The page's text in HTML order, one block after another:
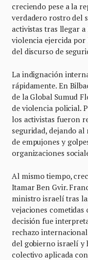
creciendo pese a la
verdadero rostro del
activistas tras llegar
violencia ejercida por
del discurso de
La indignación
rápidamente. En
de la Global Sumud
de violencia policial.
los activistas fueron
seguridad, dejando al
de empujones y
organizaciones
Al mismo tiempo,
Itamar Ben Gvir.
ministro israelí tras
vejaciones cometidas
decisión fue
rechazo
del gobierno israelí y
colectivo aplicada